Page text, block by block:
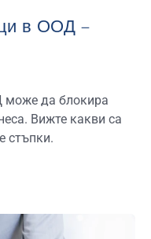
в ООД –
да блокира
Вижте какви са
стъпки.